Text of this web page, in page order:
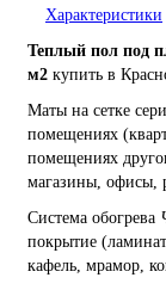
Характеристики
Теплый пол под
м2 купить в
Маты на сетке
помещениях
помещениях
магазины, офисы,
Система обогрева
покрытие
кафель, мрамор,